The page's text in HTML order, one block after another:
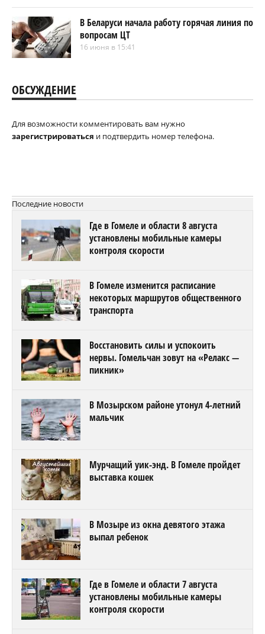
В Беларуси начала работу горячая линия по
вопросам ЦТ
16 июня в 15:41
ОБСУЖДЕНИЕ
Для возможности комментировать вам нужно
зарегистрироваться и подтвердить номер телефона.
Последние новости
Где в Гомеле и области 8 августа
установлены мобильные камеры
контроля скорости
В Гомеле изменится расписание
некоторых маршрутов общественного
транспорта
Восстановить силы и успокоить
нервы. Гомельчан зовут на «Релакс —
пикник»
В Мозырском районе утонул 4-летний
мальчик
Мурчащий уик-энд. В Гомеле пройдет
выставка кошек
В Мозыре из окна девятого этажа
выпал ребенок
Где в Гомеле и области 7 августа
установлены мобильные камеры
контроля скорости